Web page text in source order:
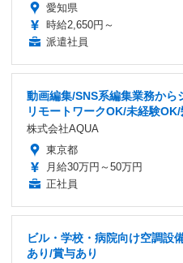
愛知県
時給2,650円～
派遣社員
動画編集/SNS系編集業務か
リモートワークOK/未経験
株式会社AQUA
東京都
月給30万円～50万円
正社員
ビル・学校・病院向け空調設
あり/賞与あり